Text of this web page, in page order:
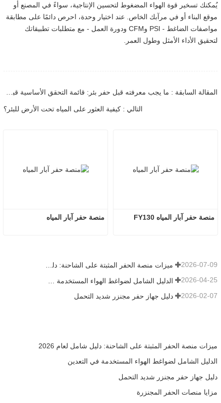
يُمكنك تسخير قوة الهواء المضغوط لتحسين الإنتاجية، سواءً في المصنع أو
موقع البناء أو في مرآبك الخاص. عند اختيار وحدة، احرص دائمًا على مطابقة
مواصفات الضاغط - PSI وCFM ودورة العمل - مع متطلبات تطبيقاتك
لتحقيق الأداء الأمثل وطول العمر.
التالي : كيفية العثور على المياه تحت الأرض للبئر؟
منصة حفر آبار المياه منصة حفر آبار المياه FY130
ميزات منصة الحفر المثبتة على الشاحنة: دليل شامل لعام 2026 2026-07-09
2026-04-25
دليل جهاز حفر مجنزر شديد التحمل 2026-02-07
ميزات منصة الحفر المثبتة على الشاحنة: دليل شامل لعام 2026
الدليل الشامل لضواغط الهواء المستخدمة في التعدين
دليل جهاز حفر مجنزر شديد التحمل
مزايا منصات الحفر المجنزرة